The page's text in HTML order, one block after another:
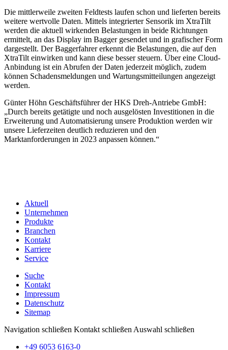
Die mittlerweile zweiten Feldtests laufen schon und lieferten bereits
weitere wertvolle Daten. Mittels integrierter Sensorik im XtraTilt
werden die aktuell wirkenden Belastungen in beide Richtungen
ermittelt, an das Display im Bagger gesendet und in grafischer Form
dargestellt. Der Baggerfahrer erkennt die Belastungen, die auf den
XtraTilt einwirken und kann diese besser steuern. Über eine Cloud-
Anbindung ist ein Abrufen der Daten jederzeit möglich, zudem
können Schadensmeldungen und Wartungsmitteilungen angezeigt
werden.
Günter Höhn Geschäftsführer der HKS Dreh-Antriebe GmbH:
„Durch bereits getätigte und noch ausgelösten Investitionen in die
Erweiterung und Automatisierung unsere Produktion werden wir
unsere Lieferzeiten deutlich reduzieren und den
Marktanforderungen in 2023 anpassen können.“
Aktuell
Unternehmen
Produkte
Branchen
Kontakt
Karriere
Service
Suche
Kontakt
Impressum
Datenschutz
Sitemap
Navigation schließen Kontakt schließen Auswahl schließen
+49 6053 6163-0